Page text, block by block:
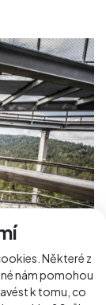
Některé z
nám pomohou
k tomu, co